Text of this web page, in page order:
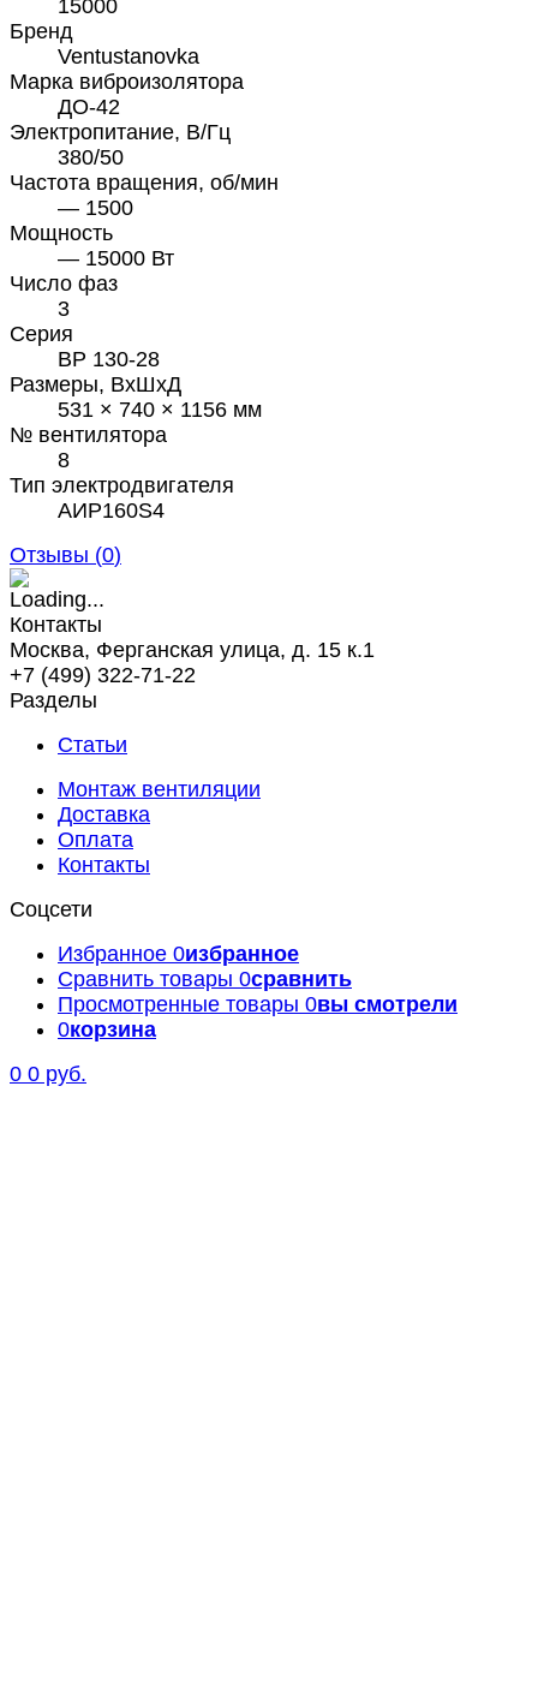
15000
Бренд
Ventustanovka
Марка виброизолятора
ДО-42
Электропитание, В/Гц
380/50
Частота вращения, об/мин
— 1500
Мощность
— 15000 Вт
Число фаз
3
Серия
ВР 130-28
Размеры, ВхШхД
531 × 740 × 1156 мм
№ вентилятора
8
Тип электродвигателя
АИР160S4
Отзывы (0)
Контакты
Москва, Ферганская улица, д. 15 к.1
+7 (499) 322-71-22
Разделы
Статьи
Монтаж вентиляции
Доставка
Оплата
Контакты
Соцсети
Избранное 0избранное
Сравнить товары 0сравнить
Просмотренные товары 0вы смотрели
0корзина
0 0 руб.